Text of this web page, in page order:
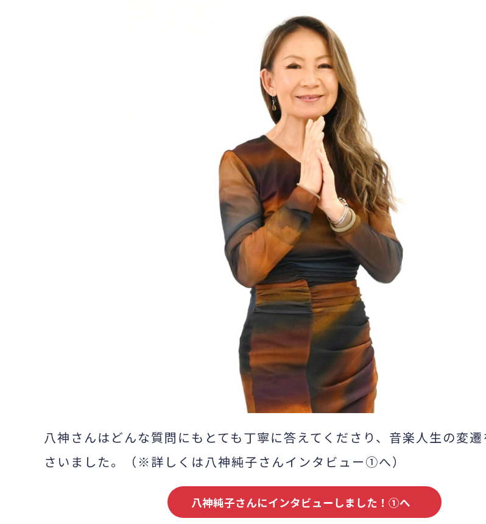
八神さんはどんな質問にもとても丁寧に答えてくださり、音楽人生の変遷
さいました。（※詳しくは八神純子さんインタビュー①へ）
八神純子さんにインタビューしました！①へ